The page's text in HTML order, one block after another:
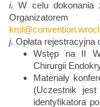
i. W celu
j. Opłata rejestracyjna
Wstęp na II
Chirurgii
Materiały
(Uczestnik
identyfikatora